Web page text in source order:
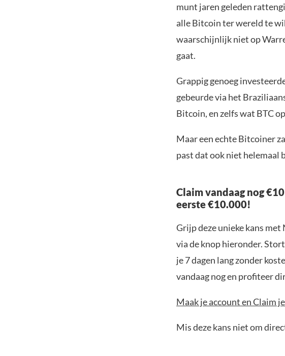
munt jaren geleden
alle Bitcoin ter wereld te
waarschijnlijk niet op
gaat.
Grappig genoeg
gebeurde via het
Bitcoin, en zelfs wat BTC
Maar een echte Bitcoiner
past dat ook niet helemaal
Claim vandaag nog
eerste €10.000!
Grijp deze unieke kans
via de knop hieronder.
je 7 dagen lang zonder
vandaag nog en profiteer
Maak je account en Claim
Mis deze kans niet om